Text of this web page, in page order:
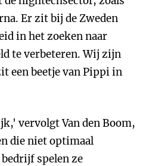
Er zit bij de Zweden
in het zoeken naar
te verbeteren. Wij zijn
een beetje van Pippi in
vervolgt Van den Boom,
die niet optimaal
spelen ze